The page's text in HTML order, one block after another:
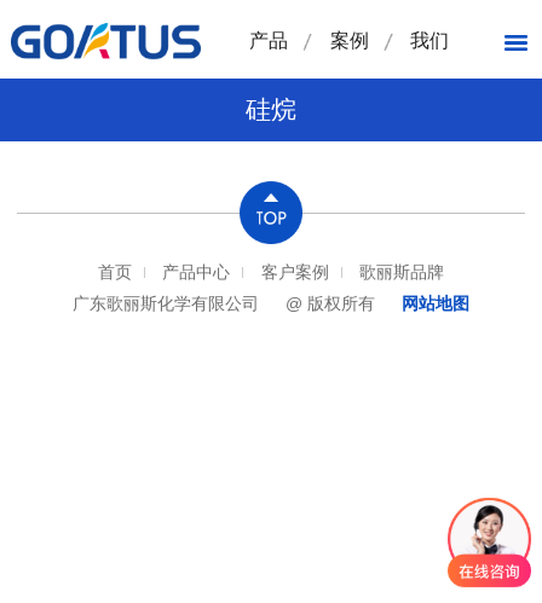
产品 案例 我们
硅烷
首页 产品中心 客户案例
歌丽斯品牌
广东歌丽斯化学有限公司
@ 版权所有 网站地图